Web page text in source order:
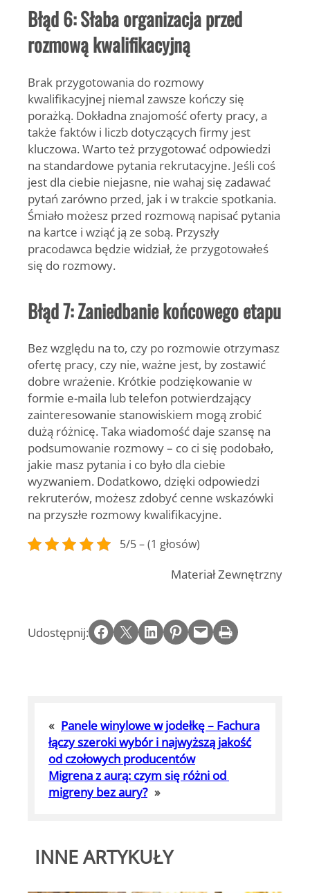
Błąd 6: Słaba organizacja przed
rozmową kwalifikacyjną
Brak przygotowania do rozmowy
kwalifikacyjnej niemal zawsze kończy się
porażką. Dokładna znajomość oferty pracy, a
także faktów i liczb dotyczących firmy jest
kluczowa. Warto też przygotować odpowiedzi
na standardowe pytania rekrutacyjne. Jeśli coś
jest dla ciebie niejasne, nie wahaj się zadawać
pytań zarówno przed, jak i w trakcie spotkania.
Śmiało możesz przed rozmową napisać pytania
na kartce i wziąć ją ze sobą. Przyszły
pracodawca będzie widział, że przygotowałeś
się do rozmowy.
Błąd 7: Zaniedbanie końcowego etapu
Bez względu na to, czy po rozmowie otrzymasz
ofertę pracy, czy nie, ważne jest, by zostawić
dobre wrażenie. Krótkie podziękowanie w
formie e-maila lub telefon potwierdzający
zainteresowanie stanowiskiem mogą zrobić
dużą różnicę. Taka wiadomość daje szansę na
podsumowanie rozmowy – co ci się podobało,
jakie masz pytania i co było dla ciebie
wyzwaniem. Dodatkowo, dzięki odpowiedzi
rekruterów, możesz zdobyć cenne wskazówki
na przyszłe rozmowy kwalifikacyjne.
5/5 – (1 głosów)
Materiał Zewnętrzny
Udostępnij: Share on Facebook Email this Page Share on LinkedIn Share on Pinterest Email this Page Print this Page
« Panele winylowe w jodełkę – Fachura
łączy szeroki wybór i najwyższą jakość
od czołowych producentów
Migrena z aurą: czym się różni od
migreny bez aury? »
INNE ARTYKUŁY